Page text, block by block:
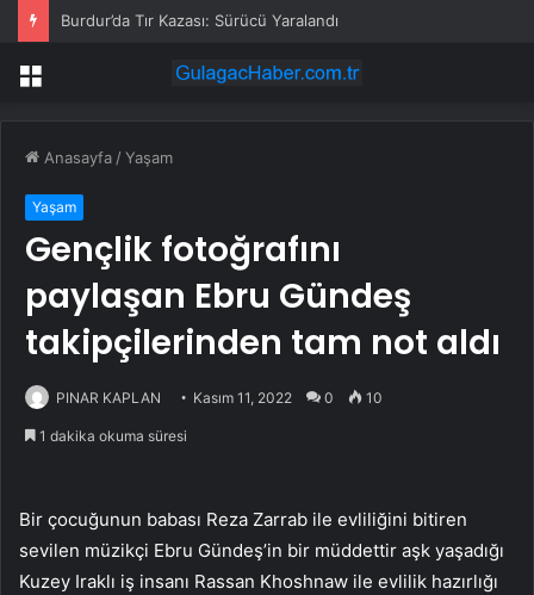
Burdur’da Tır Kazası: Sürücü Yaralandı
Menü
Anasayfa /Yaşam
Yaşam
Gençlik fotoğrafını
paylaşan Ebru Gündeş
takipçilerinden tam not aldı
PINAR KAPLAN Kasım 11, 2022 0 10
1 dakika okuma süresi
Bir çocuğunun babası Reza Zarrab ile evliliğini bitiren
sevilen müzikçi Ebru Gündeş’in bir müddettir aşk yaşadığı
Kuzey Iraklı iş insanı Rassan Khoshnaw ile evlilik hazırlığı